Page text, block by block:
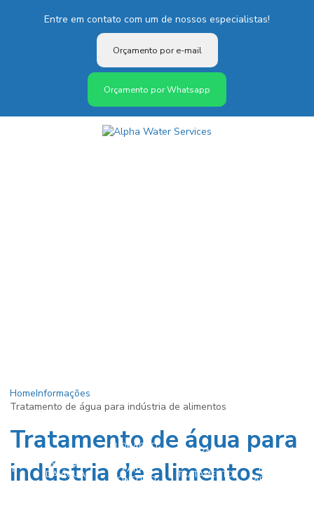
Entre em contato com um de nossos especialistas!
Orçamento por e-mail
Orçamento por Whatsapp
DE
CLORAÇÃO
DA ÁGUA
CLORAÇÃO
PARA
CONSUMO
CLORAÇÃO
TRATAMENTO
DE POÇOS
ARTESIANOS
HomeInformações
Tratamento de água para indústria de alimentos
Tratamento de água para
indústria de alimentos